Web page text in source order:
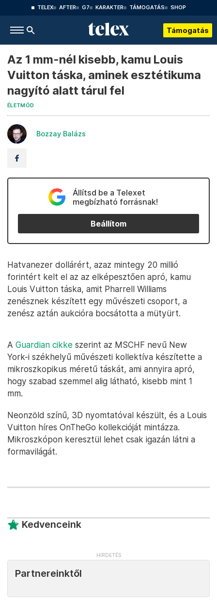
TELEX AFTER G7 KARAKTER TÁMOGATÁS SHOP
Támogatás
Az 1 mm-nél kisebb, kamu Louis
Vuitton táska, aminek esztétikuma
nagyító alatt tárul fel
ÉLETMÓD
Bozzay Balázs
Állítsd be a Telexet
megbízható forrásnak!
Beállítom
Hatvanezer dollárért, azaz mintegy 20 millió
forintért kelt el az az elképesztően apró, kamu
Louis Vuitton táska, amit Pharrell Williams
zenésznek készített egy művészeti csoport, a
zenész aztán aukcióra bocsátotta a mütyürt.
A Guardian cikke szerint az MSCHF nevű New
York-i székhelyű művészeti kollektíva készítette a
mikroszkopikus méretű táskát, ami annyira apró,
hogy szabad szemmel alig látható, kisebb mint 1
mm.
Neonzöld színű, 3D nyomtatóval készült, és a Louis
Vuitton híres OnTheGo kollekcióját mintázza.
Mikroszkópon keresztül lehet csak igazán látni a
formavilágát.
Kedvenceink
Partnereinktől